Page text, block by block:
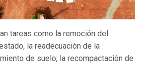
tareas como la remoción del
la readecuación de la
de suelo, la recompactación de